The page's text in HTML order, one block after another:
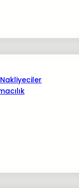
Nakliyeciler